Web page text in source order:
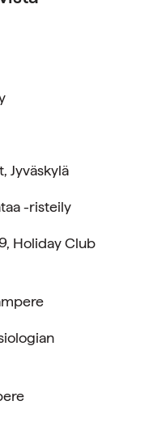
Jyväskylä
-risteily
Holiday Club